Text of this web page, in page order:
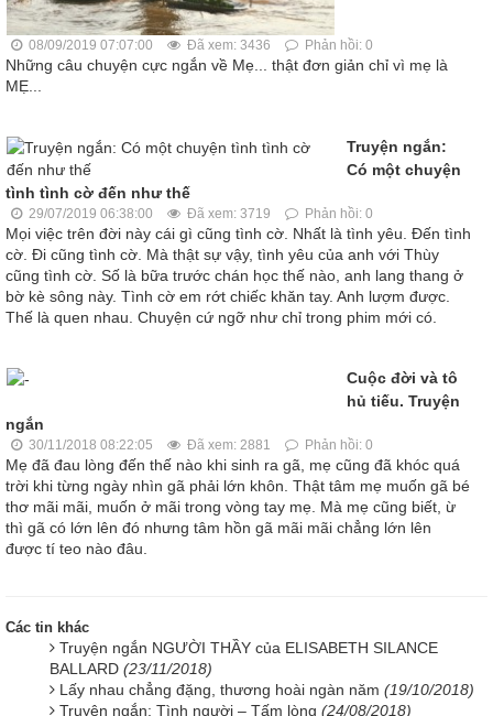
08/09/2019 07:07:00 Đã xem: 3436 Phản hồi: 0
Những câu chuyện cực ngắn về Mẹ... thật đơn giản chỉ vì mẹ là
MẸ...
Truyện ngắn:
Có một chuyện
tình tình cờ đến như thế
29/07/2019 06:38:00 Đã xem: 3719 Phản hồi: 0
Mọi việc trên đời này cái gì cũng tình cờ. Nhất là tình yêu. Đến tình
cờ. Đi cũng tình cờ. Mà thật sự vậy, tình yêu của anh với Thùy
cũng tình cờ. Số là bữa trước chán học thế nào, anh lang thang ở
bờ kè sông này. Tình cờ em rớt chiếc khăn tay. Anh lượm được.
Thế là quen nhau. Chuyện cứ ngỡ như chỉ trong phim mới có.
Cuộc đời và tô
hủ tiếu. Truyện
ngắn
30/11/2018 08:22:05 Đã xem: 2881 Phản hồi: 0
Mẹ đã đau lòng đến thế nào khi sinh ra gã, mẹ cũng đã khóc quá
trời khi từng ngày nhìn gã phải lớn khôn. Thật tâm mẹ muốn gã bé
thơ mãi mãi, muốn ở mãi trong vòng tay mẹ. Mà mẹ cũng biết, ừ
thì gã có lớn lên đó nhưng tâm hồn gã mãi mãi chẳng lớn lên
được tí teo nào đâu.
Các tin khác
Truyện ngắn NGƯỜI THẦY của ELISABETH SILANCE
BALLARD (23/11/2018)
Lấy nhau chẳng đặng, thương hoài ngàn năm (19/10/2018)
Truyện ngắn: Tình người – Tấm lòng (24/08/2018)